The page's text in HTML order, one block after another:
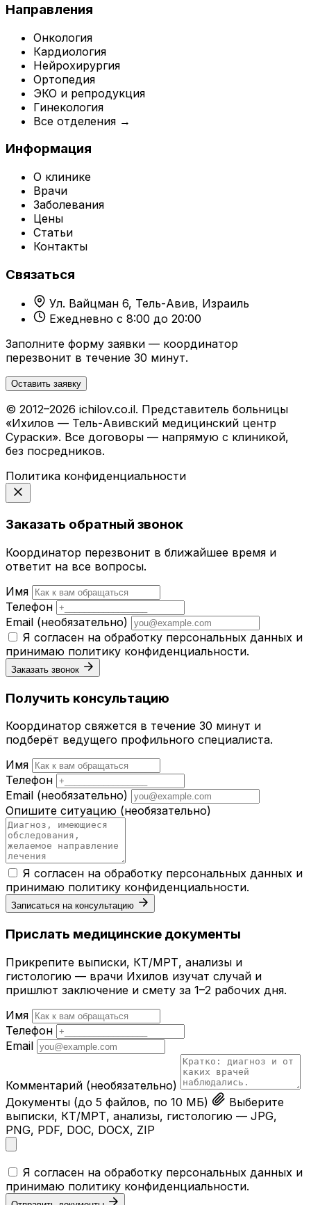
Направления
Онкология
Кардиология
Нейрохирургия
Ортопедия
ЭКО и репродукция
Гинекология
Все отделения →
Информация
О клинике
Врачи
Заболевания
Цены
Статьи
Контакты
Связаться
Ул. Вайцман 6, Тель-Авив, Израиль
Ежедневно с 8:00 до 20:00
Заполните форму заявки — координатор
перезвонит в течение 30 минут.
Оставить заявку
© 2012–2026 ichilov.co.il. Представитель больницы
«Ихилов — Тель-Авивский медицинский центр
Сураски». Все договоры — напрямую с клиникой,
без посредников.
Политика конфиденциальности
Заказать обратный звонок
Координатор перезвонит в ближайшее время и
ответит на все вопросы.
Имя
Телефон
Email (необязательно)
Я согласен на обработку персональных данных и
принимаю политику конфиденциальности.
Заказать звонок
Получить консультацию
Координатор свяжется в течение 30 минут и
подберёт ведущего профильного специалиста.
Имя
Телефон
Email (необязательно)
Опишите ситуацию (необязательно)
Я согласен на обработку персональных данных и
принимаю политику конфиденциальности.
Записаться на консультацию
Прислать медицинские документы
Прикрепите выписки, КТ/МРТ, анализы и
гистологию — врачи Ихилов изучат случай и
пришлют заключение и смету за 1–2 рабочих дня.
Имя
Телефон
Email
Комментарий (необязательно)
Документы (до 5 файлов, по 10 МБ)
Выберите
выписки, КТ/МРТ, анализы, гистологию — JPG,
PNG, PDF, DOC, DOCX, ZIP
Я согласен на обработку персональных данных и
принимаю политику конфиденциальности.